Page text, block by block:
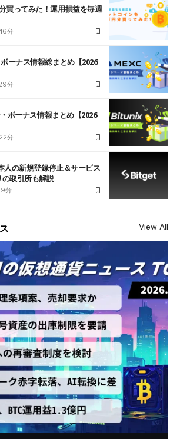
買ってみた！運用損益を毎週
分
ーナス情報総まとめ【2026
分
ボーナス情報まとめ【2026
分
の新規登録停止＆サービス
取引所も解説
分
View All